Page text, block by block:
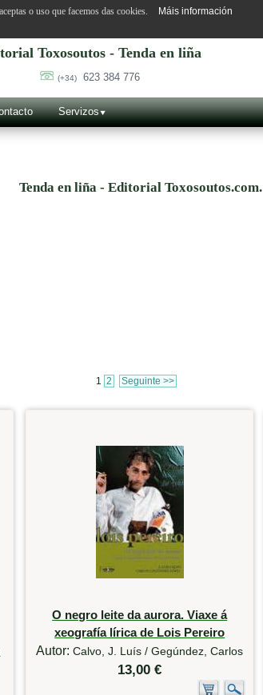
Toxosoutos - Tenda en liña
(+34) 623 384 776
Servizos
Tenda en liña - Editorial Toxosoutos.com.
1 2 Seguinte >>
O negro leite da aurora. Viaxe á
xeografía lírica de Lois Pereiro
Autor:Calvo, J. Luís / Gegúndez, Carlos
13,00 €
o uso que facemos das cookies. Máis información